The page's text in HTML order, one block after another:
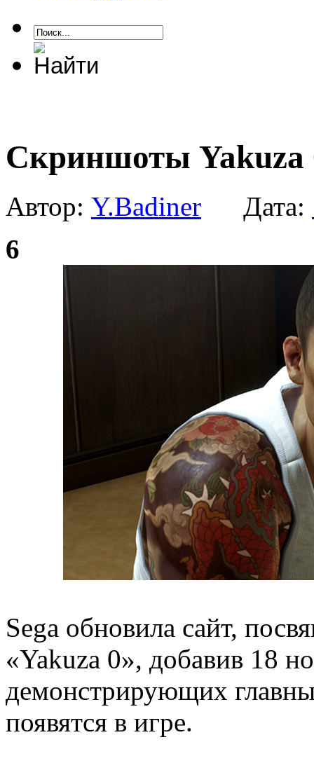
Скриншоты Yakuza
Автор: Y.Badiner Дата:
6
Sega обновила сайт,
«Yakuza 0», добавив 18
демонстрирующих
появятся в игре.